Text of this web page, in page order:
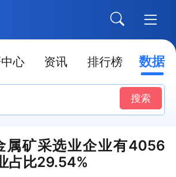
心 资讯 排行榜 数据
搜索
属矿采选业企业有4056
占比29.54%